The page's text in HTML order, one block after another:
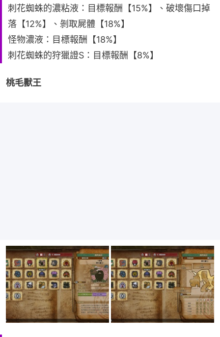
刺花蜘蛛的濃粘液：目標報酬【15%】、破壞傷口掉
落【12%】、剝取屍體【18%】
怪物濃液：目標報酬【18%】
刺花蜘蛛的狩獵證S：目標報酬【8%】
桃毛獸王